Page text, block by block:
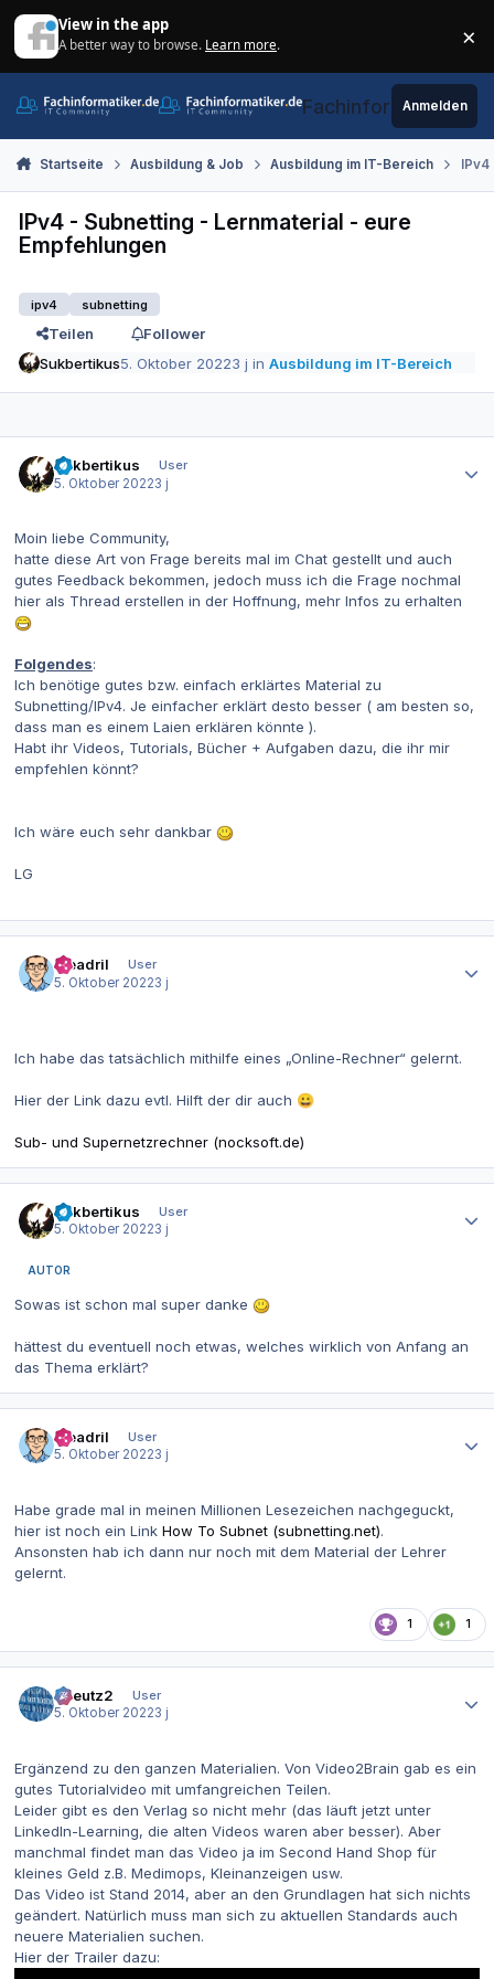
View in the app
A better way to browse. Learn more. ×
Fachinformatiker.de
Anmelden
Startseite Ausbildung & Job Ausbildung im IT-Bereich
IPv4 - Subnetting - Lernmaterial - eure
Empfehlungen
ipv4 subnetting
Teilen
Follower
Sukbertikus5. Oktober 20223 j inAusbildung im IT-Bereich
Sukbertikus
User
5. Oktober 20223 j
Moin liebe Community,
hatte diese Art von Frage bereits mal im Chat gestellt und auch
gutes Feedback bekommen, jedoch muss ich die Frage nochmal
hier als Thread erstellen in der Hoffnung, mehr Infos zu erhalten
Folgendes:
Ich benötige gutes bzw. einfach erklärtes Material zu
Subnetting/IPv4. Je einfacher erklärt desto besser ( am besten so,
dass man es einem Laien erklären könnte ).
Habt ihr Videos, Tutorials, Bücher + Aufgaben dazu, die ihr mir
empfehlen könnt?
Ich wäre euch sehr dankbar
LG
Meadril
User
5. Oktober 20223 j
Ich habe das tatsächlich mithilfe eines „Online-Rechner“ gelernt.
Hier der Link dazu evtl. Hilft der dir auch 😀
Sub- und Supernetzrechner (nocksoft.de)
Sukbertikus
User
5. Oktober 20223 j
AUTOR
Sowas ist schon mal super danke
hättest du eventuell noch etwas, welches wirklich von Anfang an
das Thema erklärt?
Meadril
User
5. Oktober 20223 j
Habe grade mal in meinen Millionen Lesezeichen nachgeguckt,
hier ist noch ein Link How To Subnet (subnetting.net).
Ansonsten hab ich dann nur noch mit dem Material der Lehrer
gelernt.
1 1
tkreutz2
User
5. Oktober 20223 j
Ergänzend zu den ganzen Materialien. Von Video2Brain gab es ein
gutes Tutorialvideo mit umfangreichen Teilen.
Leider gibt es den Verlag so nicht mehr (das läuft jetzt unter
LinkedIn-Learning, die alten Videos waren aber besser). Aber
manchmal findet man das Video ja im Second Hand Shop für
kleines Geld z.B. Medimops, Kleinanzeigen usw.
Das Video ist Stand 2014, aber an den Grundlagen hat sich nichts
geändert. Natürlich muss man sich zu aktuellen Standards auch
neuere Materialien suchen.
Hier der Trailer dazu: